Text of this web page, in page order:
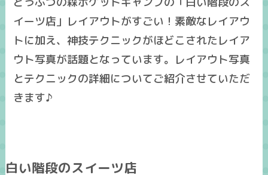
イーツ店」レイアウトがすごい！素敵なレイアウ
トに加え、神技テクニックがほどこされたレイア
ウト写真が話題となっています。レイアウト写真
とテクニックの詳細についてご紹介させていただ
きます♪
白い階段のスイーツ店